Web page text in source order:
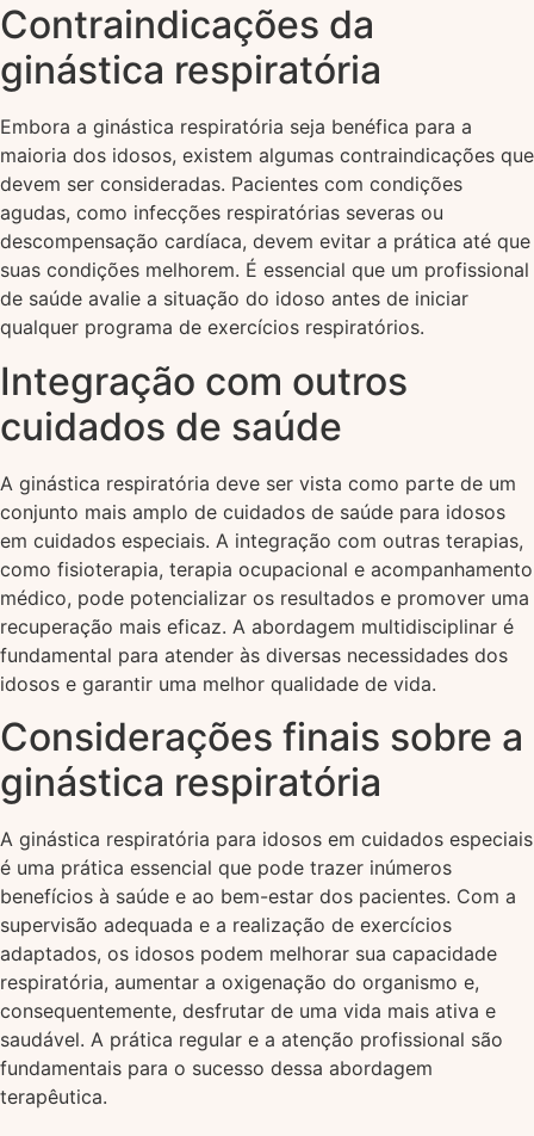
Contraindicações da
ginástica respiratória
Embora a ginástica respiratória seja benéfica para a
maioria dos idosos, existem algumas contraindicações que
devem ser consideradas. Pacientes com condições
agudas, como infecções respiratórias severas ou
descompensação cardíaca, devem evitar a prática até que
suas condições melhorem. É essencial que um profissional
de saúde avalie a situação do idoso antes de iniciar
qualquer programa de exercícios respiratórios.
Integração com outros
cuidados de saúde
A ginástica respiratória deve ser vista como parte de um
conjunto mais amplo de cuidados de saúde para idosos
em cuidados especiais. A integração com outras terapias,
como fisioterapia, terapia ocupacional e acompanhamento
médico, pode potencializar os resultados e promover uma
recuperação mais eficaz. A abordagem multidisciplinar é
fundamental para atender às diversas necessidades dos
idosos e garantir uma melhor qualidade de vida.
Considerações finais sobre a
ginástica respiratória
A ginástica respiratória para idosos em cuidados especiais
é uma prática essencial que pode trazer inúmeros
benefícios à saúde e ao bem-estar dos pacientes. Com a
supervisão adequada e a realização de exercícios
adaptados, os idosos podem melhorar sua capacidade
respiratória, aumentar a oxigenação do organismo e,
consequentemente, desfrutar de uma vida mais ativa e
saudável. A prática regular e a atenção profissional são
fundamentais para o sucesso dessa abordagem
terapêutica.